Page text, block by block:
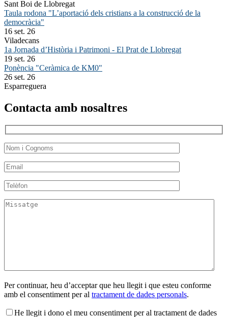
Sant Boi de Llobregat
Taula rodona "L’aportació dels cristians a la construcció de la
democràcia"
16 set. 26
Viladecans
1a Jornada d’Història i Patrimoni - El Prat de Llobregat
19 set. 26
Ponència "Ceràmica de KM0"
26 set. 26
Esparreguera
Contacta amb nosaltres
Per continuar, heu d’acceptar que heu llegit i que esteu conforme
amb el consentiment per al tractament de dades personals.
He llegit i dono el meu consentiment per al tractament de dades